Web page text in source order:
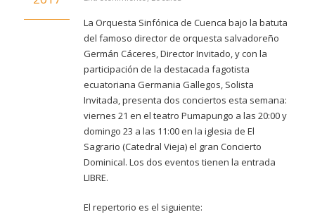
La Orquesta Sinfónica de Cuenca bajo la batuta
del famoso director de orquesta salvadoreño
Germán Cáceres, Director Invitado, y con la
participación de la destacada fagotista
ecuatoriana Germania Gallegos, Solista
Invitada, presenta dos conciertos esta semana:
viernes 21 en el teatro Pumapungo a las 20:00 y
domingo 23 a las 11:00 en la iglesia de El
Sagrario (Catedral Vieja) el gran Concierto
Dominical. Los dos eventos tienen la entrada
LIBRE.
El repertorio es el siguiente: